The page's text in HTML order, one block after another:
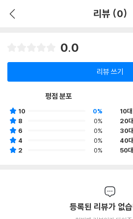
리뷰 (0)
0.0
리뷰 쓰기
평점 분포
10
0%
8
0%
6
0%
4
0%
2
0%
10대
20대
30대
40대
50대
등록된 리뷰가 없